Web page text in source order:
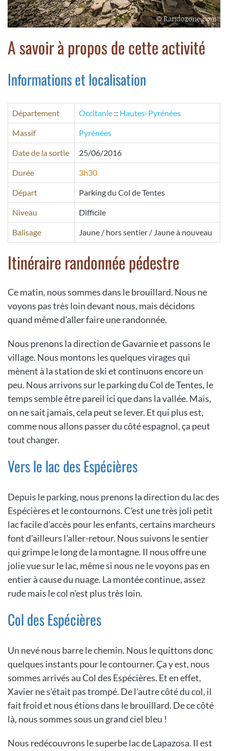
A savoir à propos de cette activité
Informations et localisation
Département Occitanie :: Hautes-Pyrénées
Massif Pyrénées
Date de la sortie 25/06/2016
Durée 3h30
Départ Parking du Col de Tentes
Niveau Difficile
Balisage Jaune / hors sentier / Jaune à nouveau
Itinéraire randonnée pédestre
Ce matin, nous sommes dans le brouillard. Nous ne
voyons pas très loin devant nous, mais décidons
quand même d'aller faire une randonnée.
Nous prenons la direction de Gavarnie et passons le
village. Nous montons les quelques virages qui
mènent à la station de ski et continuons encore un
peu. Nous arrivons sur le parking du Col de Tentes, le
temps semble être pareil ici que dans la vallée. Mais,
on ne sait jamais, cela peut se lever. Et qui plus est,
comme nous allons passer du côté espagnol, ça peut
tout changer.
Vers le lac des Espécières
Depuis le parking, nous prenons la direction du lac des
Espécières et le contournons. C'est une très joli petit
lac facile d'accès pour les enfants, certains marcheurs
font d'ailleurs l'aller-retour. Nous suivons le sentier
qui grimpe le long de la montagne. Il nous offre une
jolie vue sur le lac, même si nous ne le voyons pas en
entier à cause du nuage. La montée continue, assez
rude mais le col n'est plus très loin.
Col des Espécières
Un nevé nous barre le chemin. Nous le quittons donc
quelques instants pour le contourner. Ça y est, nous
sommes arrivés au Col des Espécières. Et en effet,
Xavier ne s'était pas trompé. De l'autre côté du col, il
fait froid et nous étions dans le brouillard. De ce côté
là, nous sommes sous un grand ciel bleu !
Nous redécouvrons le superbe lac de Lapazosa. Il est